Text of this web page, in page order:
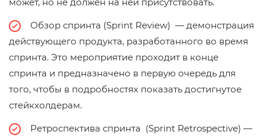
может, но не должен на ней присутствовать.
Обзор спринта (Sprint Review) — демонстрация
действующего продукта, разработанного во время
спринта. Это мероприятие проходит в конце
спринта и предназначено в первую очередь для
того, чтобы в подробностях показать достигнутое
стейкхолдерам.
Ретроспектива спринта (Sprint Retrospective) —